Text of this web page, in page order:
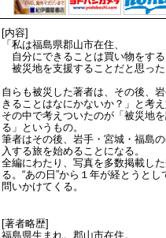
[内容]
「私は福島県郡山市在住、
自分にできることは買い物をす
被災地を支援することだと思った
自らも被災した著者は、その後、
きることはなにかないか？」と考え
その中で考えついたのが「被災地
る」というもの。
筆者はその後、岩手・宮城・福島
入する旅を始めることになる。
全編にわたり、写真を多数掲載し
る。“あの日”から１年が経とうと
問いかけてくる。
[著者略歴]
福島県生まれ。郡山市在住。